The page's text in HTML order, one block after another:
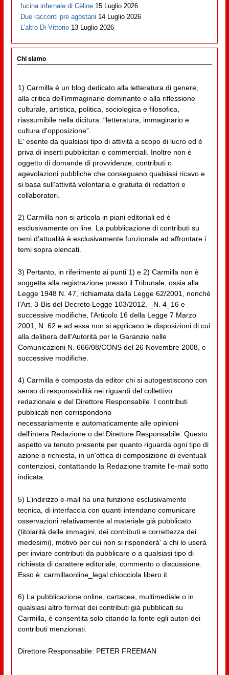
fucina infernale di Cèline 15 Luglio 2026
Due racconti pre agostani 14 Luglio 2026
L’altro Di Vittorio 13 Luglio 2026
Chi siamo
1) Carmilla è un blog dedicato alla letteratura di genere,
alla critica dell'immaginario dominante e alla riflessione
culturale, artistica, politica, sociologica e filosofica,
riassumibile nella dicitura: “letteratura, immaginario e
cultura d'opposizione”.
E' esente da qualsiasi tipo di attività a scopo di lucro ed è
priva di inserti pubblicitari o commerciali. Inoltre non è
oggetto di domande di provvidenze, contributi o
agevolazioni pubbliche che conseguano qualsiasi ricavo e
si basa sull'attività volontaria e gratuita di redattori e
collaboratori.
2) Carmilla non si articola in piani editoriali ed è
esclusivamente on line. La pubblicazione di contributi su
temi d'attualità è esclusivamente funzionale ad affrontare i
temi sopra elencati.
3) Pertanto, in riferimento ai punti 1) e 2) Carmilla non è
soggetta alla registrazione presso il Tribunale, ossia alla
Legge 1948 N. 47, richiamata dalla Legge 62/2001, nonché
l’Art. 3-Bis del Decreto Legge 103/2012, _N. 4_16 e
successive modifiche, l’Articolo 16 della Legge 7 Marzo
2001, N. 62 e ad essa non si applicano le disposizioni di cui
alla delibera dell'Autorità per le Garanzie nelle
Comunicazioni N. 666/08/CONS del 26 Novembre 2008, e
successive modifiche.
4) Carmilla è composta da editor chi si autogestiscono con
senso di responsabilità nei riguardi del collettivo
redazionale e del Direttore Responsabile. I contributi
pubblicati non corrispondono
necessariamente e automaticamente alle opinioni
dell'intera Redazione o del Direttore Responsabile. Questo
aspetto va tenuto presente per quanto riguarda ogni tipo di
azione o richiesta, in un'ottica di composizione di eventuali
contenziosi, contattando la Redazione tramite l'e-mail sotto
indicata.
5) L’indirizzo e-mail ha una funzione esclusivamente
tecnica, di interfaccia con quanti intendano comunicare
osservazioni relativamente al materiale già pubblicato
(titolarità delle immagini, dei contributi e correttezza dei
medesimi), motivo per cui non si risponderà' a chi lo userà
per inviare contributi da pubblicare o a qualsiasi tipo di
richiesta di carattere editoriale, commento o discussione.
Esso è: carmillaonline_legal chiocciola libero.it
6) La pubblicazione online, cartacea, multimediale o in
qualsiasi altro format dei contributi già pubblicati su
Carmilla, è consentita solo citando la fonte egli autori dei
contributi menzionati.
Direttore Responsabile: PETER FREEMAN